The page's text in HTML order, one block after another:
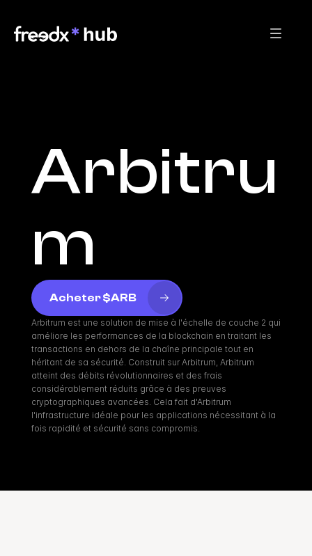
Arbitru
m
Acheter $ARB
Arbitrum est une solution de mise à l'échelle de couche 2 qui
améliore les performances de la blockchain en traitant les
transactions en dehors de la chaîne principale tout en
héritant de sa sécurité. Construit sur Arbitrum, Arbitrum
atteint des débits révolutionnaires et des frais
considérablement réduits grâce à des preuves
cryptographiques avancées. Cela fait d'Arbitrum
l'infrastructure idéale pour les applications nécessitant à la
fois rapidité et sécurité sans compromis.